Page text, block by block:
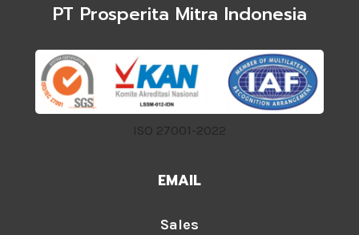
PT Prosperita Mitra Indonesia
ISO 27001-2022
EMAIL
Sales